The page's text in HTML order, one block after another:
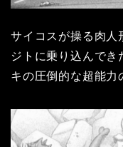
サイコスが操る肉人
ジトに乗り込んでき
キの圧倒的な超能力